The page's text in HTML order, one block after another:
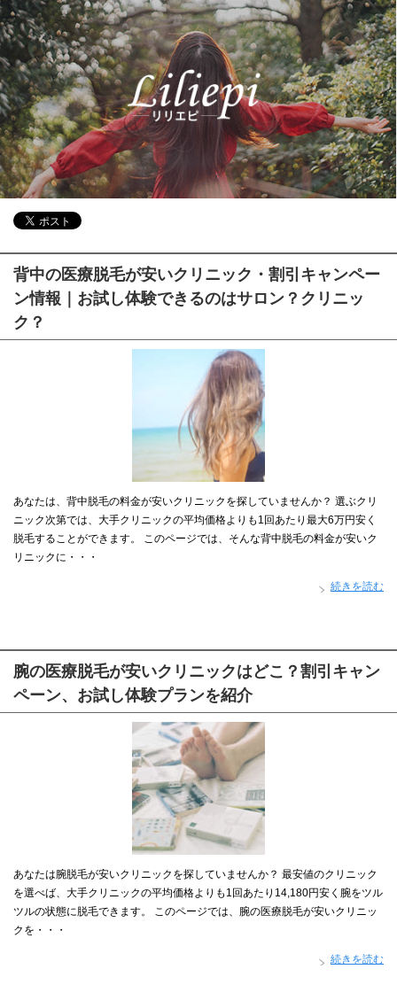
背中の医療脱毛が安いクリニック・割引キャンペー
ン情報｜お試し体験できるのはサロン？クリニッ
ク？
あなたは、背中脱毛の料金が安いクリニックを探していませんか？ 選ぶクリ
ニック次第では、大手クリニックの平均価格よりも1回あたり最大6万円安く
脱毛することができます。 このページでは、そんな背中脱毛の料金が安いク
リニックに・・・
続きを読む
腕の医療脱毛が安いクリニックはどこ？割引キャン
ペーン、お試し体験プランを紹介
あなたは腕脱毛が安いクリニックを探していませんか？ 最安値のクリニック
を選べば、大手クリニックの平均価格よりも1回あたり14,180円安く腕をツル
ツルの状態に脱毛できます。 このページでは、腕の医療脱毛が安いクリニッ
クを・・・
続きを読む